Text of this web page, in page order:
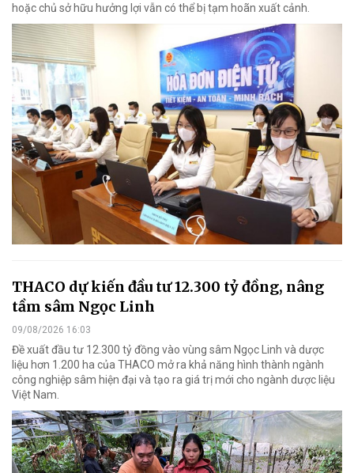
hoặc chủ sở hữu hưởng lợi vẫn có thể bị tạm hoãn xuất cảnh.
THACO dự kiến đầu tư 12.300 tỷ đồng, nâng
tầm sâm Ngọc Linh
09/08/2026 16:03
Đề xuất đầu tư 12.300 tỷ đồng vào vùng sâm Ngọc Linh và dược
liệu hơn 1.200 ha của THACO mở ra khả năng hình thành ngành
công nghiệp sâm hiện đại và tạo ra giá trị mới cho ngành dược liệu
Việt Nam.